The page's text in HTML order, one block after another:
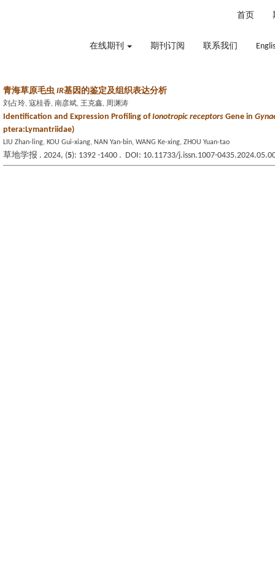
首页
在线期刊 期刊订阅 联系我们
青海草原毛虫IR基因的鉴定及组织表达分析
刘占玲, 寇桂香, 南彦斌, 王克鑫, 周渊涛
Identification and Expression Profiling ofIonotropic receptors Gene in
ptera:Lymantriidae)
LIU Zhan-ling, KOU Gui-xiang, NAN Yan-bin, WANG Ke-xing, ZHOU Yuan-tao
草地学报 . 2024, (5): 1392 -1400 . DOI: 10.11733/j.issn.1007-